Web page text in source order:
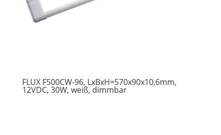
FLUX F500CW-96, LxBxH=570x90x10,6mm,
12VDC, 30W, weiß, dimmbar